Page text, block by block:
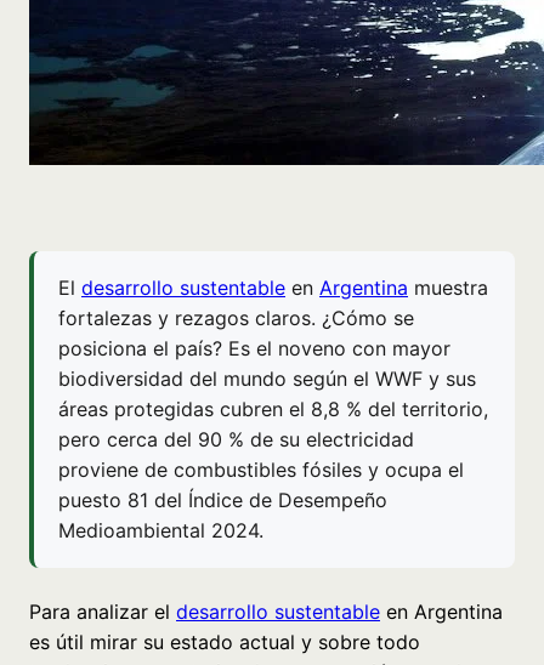
El desarrollo sustentable en Argentina muestra
fortalezas y rezagos claros. ¿Cómo se
posiciona el país? Es el noveno con mayor
biodiversidad del mundo según el WWF y sus
áreas protegidas cubren el 8,8 % del territorio,
pero cerca del 90 % de su electricidad
proviene de combustibles fósiles y ocupa el
puesto 81 del Índice de Desempeño
Medioambiental 2024.
Para analizar el desarrollo sustentable en Argentina
es útil mirar su estado actual y sobre todo